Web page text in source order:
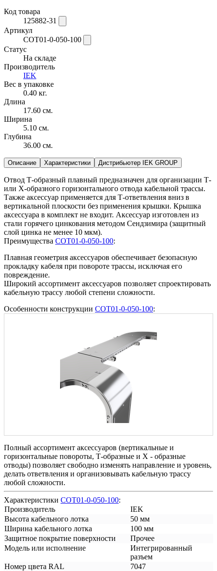
Код товара
125882-31
Артикул
COT01-0-050-100
Статус
На складе
Производитель
IEK
Вес в упаковке
0.40 кг.
Длина
17.60 см.
Ширина
5.10 см.
Глубина
36.00 см.
Описание Характеристики Дистрибьютер IEK GROUP
Отвод Т-образный плавный предназначен для организации Т-
или Х-образного горизонтального отвода кабельной трассы.
Также аксессуар применяется для Т-ответвления вниз в
вертикальной плоскости без применения крышки. Крышка
аксессуара в комплект не входит. Аксессуар изготовлен из
стали горячего цинкования методом Сендзимира (защитный
слой цинка не менее 10 мкм).
Преимущества COT01-0-050-100:
Плавная геометрия аксессуаров обеспечивает безопасную
прокладку кабеля при повороте трассы, исключая его
повреждение.
Широкий ассортимент аксессуаров позволяет спроектировать
кабельную трассу любой степени сложности.
Особенности конструкции COT01-0-050-100:
Полный ассортимент аксессуаров (вертикальные и
горизонтальные повороты, Т-образные и Х - образные
отводы) позволяет свободно изменять направление и уровень,
делать ответвления и организовывать кабельную трассу
любой сложности.
Характеристики COT01-0-050-100:
Производитель
IEK
Высота кабельного лотка
50 мм
Ширина кабельного лотка
100 мм
Защитное покрытие поверхности
Прочее
Модель или исполнение
Интегрированный
разъем
Номер цвета RAL
7047